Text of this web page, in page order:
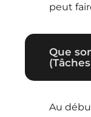
peut
Que
Au